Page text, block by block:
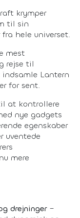
krymper
til sin
hele universet.
mest
rejse til
Lantern
for sent.
at kontrollere
nye gadgets
egenskaber
uventede
mere
drejninger–